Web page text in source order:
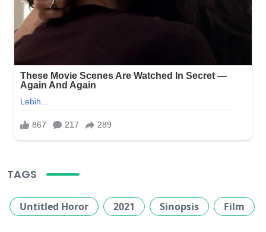
TAGS
Untitled Horor 2021 Sinopsis Film